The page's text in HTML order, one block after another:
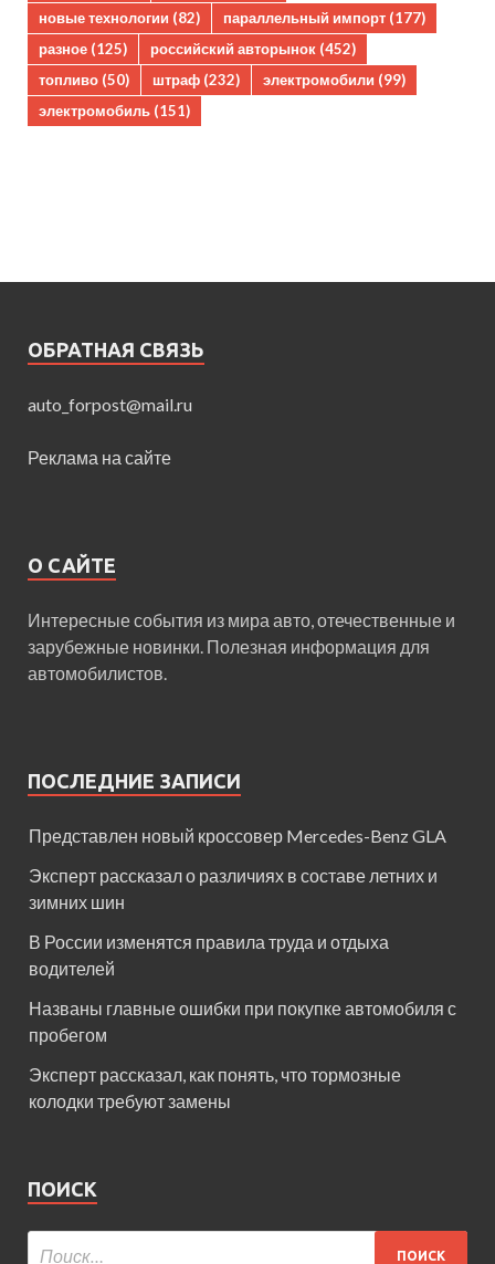
новые технологии (82) параллельный импорт (177)
разное (125) российский авторынок (452)
топливо (50) штраф (232) электромобили (99)
электромобиль (151)
ОБРАТНАЯ СВЯЗЬ
auto_forpost@mail.ru
Реклама на сайте
О САЙТЕ
Интересные события из мира авто, отечественные и
зарубежные новинки. Полезная информация для
автомобилистов.
ПОСЛЕДНИЕ ЗАПИСИ
Представлен новый кроссовер Mercedes-Benz GLA
Эксперт рассказал о различиях в составе летних и
зимних шин
В России изменятся правила труда и отдыха
водителей
Названы главные ошибки при покупке автомобиля с
пробегом
Эксперт рассказал, как понять, что тормозные
колодки требуют замены
ПОИСК